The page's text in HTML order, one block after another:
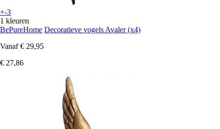
+-3
1 kleuren
BePureHome Decoratieve vogels Avaler (x4)
Vanaf € 29,95
€ 27,86